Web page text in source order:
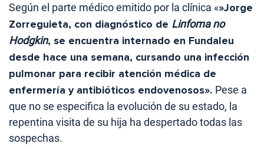
Según el parte médico emitido por la clínica «»Jorge
Zorreguieta, con diagnóstico de Linfoma no
Hodgkin, se encuentra internado en Fundaleu
desde hace una semana, cursando una infección
pulmonar para recibir atención médica de
enfermería y antibióticos endovenosos». Pese a
que no se especifica la evolución de su estado, la
repentina visita de su hija ha despertado todas las
sospechas.